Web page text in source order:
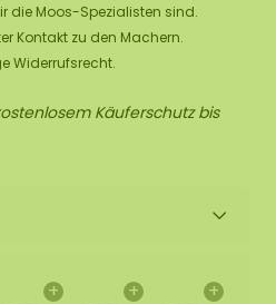
die Moos-Spezialisten sind.
Kontakt zu den Machern.
Widerrufsrecht.
Käuferschutz bis
+ + +